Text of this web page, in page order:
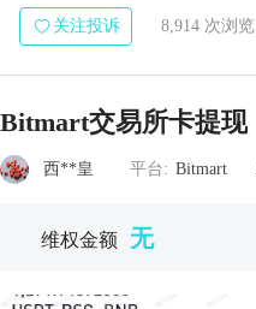
关注投诉 8,914 次浏览
Bitmart交易所卡提现
西**皇 平台: Bitmart
维权金额 无